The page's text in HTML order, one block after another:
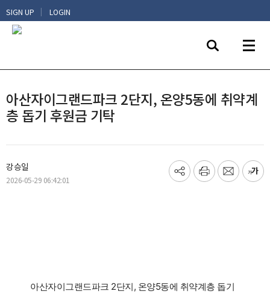
SIGN UP | LOGIN
아산자이그랜드파크 2단지, 온양5동에 취약계
층 돕기 후원금 기탁
강승일
2026-05-29 06:42:01
기
프
메
글
아산자이그랜드파크 2단지, 온양5동에 취약계층 돕기